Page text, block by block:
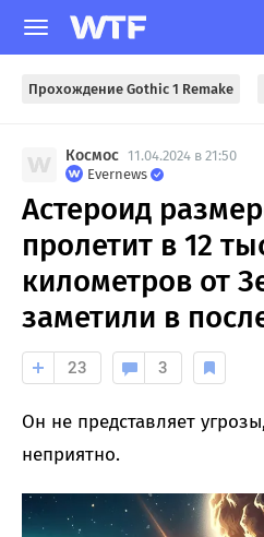
Прохождение Gothic 1 Remake
Космос 11.04.2024 в 21:50
Evernews
Астероид
пролетит в 12
километров от
заметили в
23 3
Он не представляет
неприятно.